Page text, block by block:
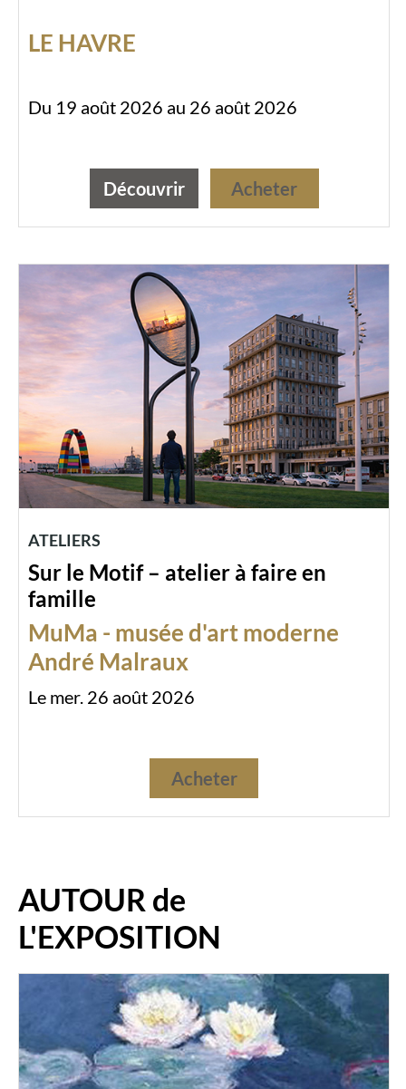
LE HAVRE
Du 19 août 2026 au 26 août 2026
Découvrir Acheter
ATELIERS
Sur le Motif – atelier à faire en
famille
MuMa - musée d'art moderne
André Malraux
Le mer. 26 août 2026
Acheter
AUTOUR de
L'EXPOSITION